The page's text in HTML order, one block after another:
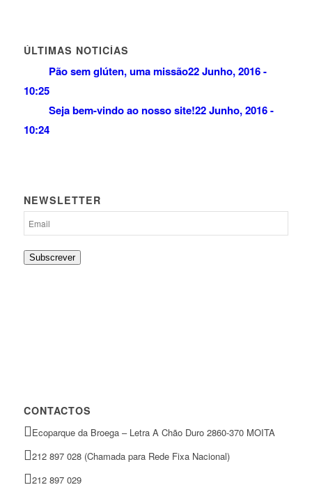
ÚLTIMAS NOTICÍAS
Pão sem glúten, uma missão22 Junho, 2016 -
10:25
Seja bem-vindo ao nosso site!22 Junho, 2016 -
10:24
NEWSLETTER
Subscrever
CONTACTOS
Ecoparque da Broega – Letra A Chão Duro 2860-370 MOITA
212 897 028 (Chamada para Rede Fixa Nacional)
212 897 029